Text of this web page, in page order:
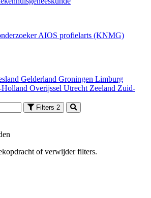
AIOS profielarts (KNMG)
Gelderland Groningen Limburg
Overijssel Utrecht Zeeland Zuid-
Filters 2
of verwijder filters.